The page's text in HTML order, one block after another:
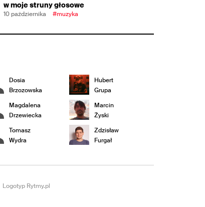
w moje struny głosowe
10 października #muzyka
Dosia
Brzozowska
Hubert
Grupa
Magdalena
Drzewiecka
Marcin
Żyski
Tomasz
Wydra
Zdzisław
Furgał
Logotyp Rytmy.pl